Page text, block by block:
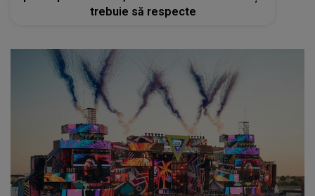
trebuie să respecte